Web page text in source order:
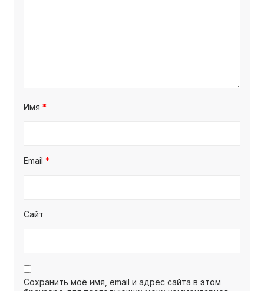
Имя *
Email *
Сайт
Сохранить моё имя, email и адрес сайта в этом